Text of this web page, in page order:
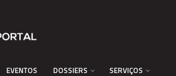
EVENTOS DOSSIERS SERVIÇOS